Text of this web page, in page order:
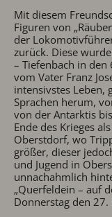
Mit diesem
Figuren von
der
zurück. Diese
– Tiefenbach in den
vom Vater Franz
intensivstes Leben,
Sprachen herum,
von der Antarktis
Ende des Krieges
Oberstdorf, wo
größer, dieser
und Jugend in
unnachahmlich
„Querfeldein – auf
Donnerstag den